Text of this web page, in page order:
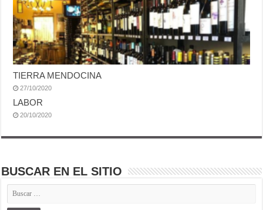
TIERRA MENDOCINA
27/10/2020
LABOR
20/10/2020
BUSCAR EN EL SITIO